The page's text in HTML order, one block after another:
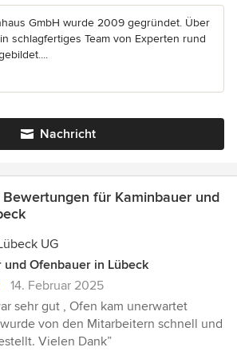
GmbH wurde 2009 gegründet. Über
schlagfertiges Team von Experten rund
Nachricht
für Kaminbauer und
UG
und Ofenbauer in Lübeck
14. Februar 2025
sehr gut , Ofen kam unerwartet
von den Mitarbeitern schnell und
Vielen Dank”